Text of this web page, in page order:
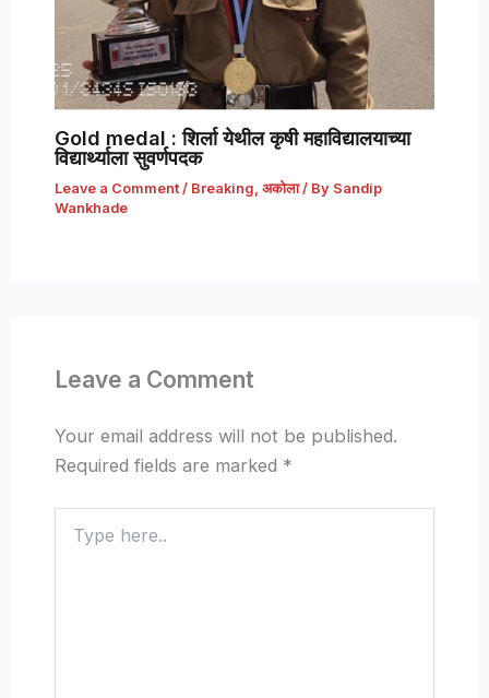
Gold medal : शिर्ला येथील कृषी महाविद्यालयाच्या
विद्यार्थ्याला सुवर्णपदक
Leave a Comment / Breaking, अकोला/ By Sandip
Wankhade
Leave a Comment
Your email address will not be published.
Required fields are marked *
here..